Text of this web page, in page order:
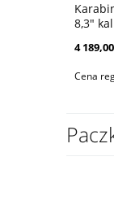
8,3"
4
Cena